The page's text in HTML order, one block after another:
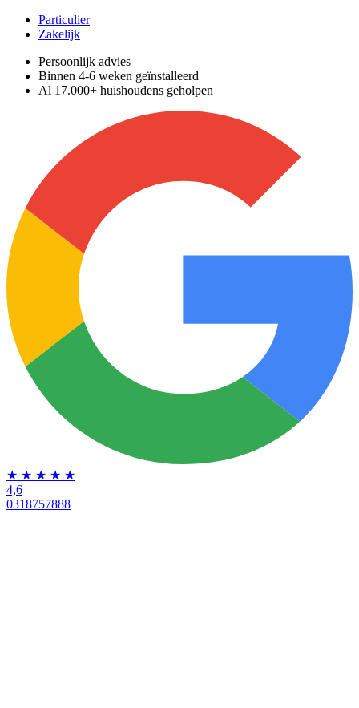
Particulier
Zakelijk
Persoonlijk advies
Binnen 4-6 weken geïnstalleerd
Al 17.000+ huishoudens geholpen
★ ★ ★ ★ ★
4,6
0318757888